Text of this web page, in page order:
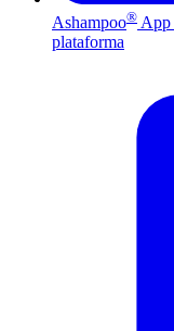
Ashampoo® App
plataforma